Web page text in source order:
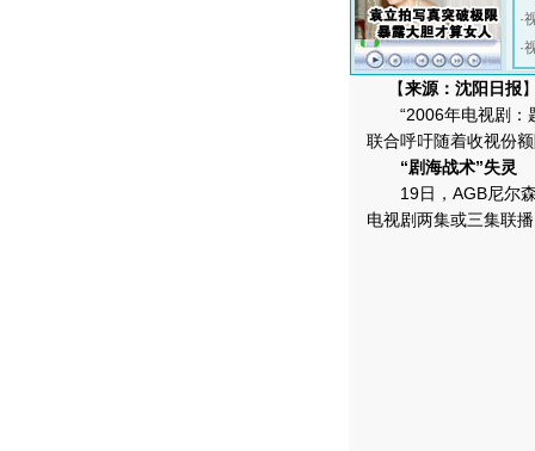
·
·
【来源：沈阳日报
“2006年电视剧：题
联合呼吁随着收视份
“剧海战术”失灵
19日，AGB尼尔森
电视剧两集或三集联